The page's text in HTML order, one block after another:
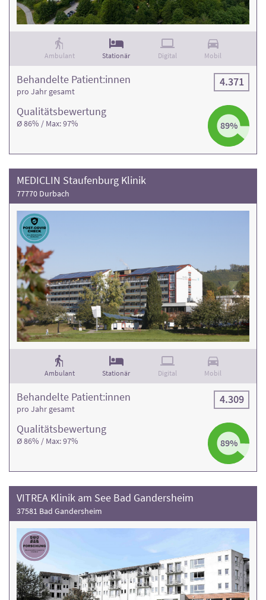
Ambulant Stationär Digital Mobil
Qualitäts­bewertung
Ø 86% / Max: 97% 89%
Behandelte Patient:innen
pro Jahr gesamt
4.371
MEDICLIN Staufenburg Klinik
77770 Durbach
Ambulant Stationär Digital Mobil
Qualitäts­bewertung
Ø 86% / Max: 97% 89%
Behandelte Patient:innen
pro Jahr gesamt
4.309
VITREA Klinik am See Bad Gandersheim
37581 Bad Gandersheim